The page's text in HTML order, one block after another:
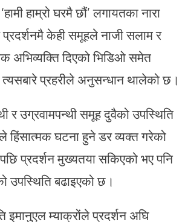
हाम्रो घरमै छौं’ लगायतका नारा
केही समूहले नाजी सलाम र
अभिव्यक्ति दिएको भिडिओ समेत
त्यसबारे प्रहरीले अनुसन्धान थालेको छ।
र उग्रवामपन्थी समूह दुवैको उपस्थिति
हिंसात्मक घटना हुने डर व्यक्त गरेको
प्रदर्शन मुख्यतया सकिएको भए पनि
उपस्थिति बढाइएको छ।
इमानुएल म्याक्रोंले प्रदर्शन अघि